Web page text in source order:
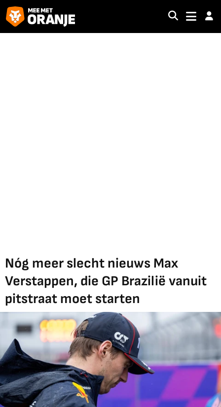
Nóg meer slecht nieuws Max
Verstappen, die GP Brazilië vanuit
pitstraat moet starten